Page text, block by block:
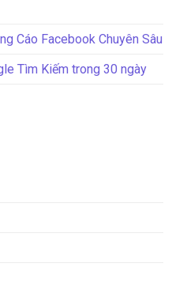
Cáo Facebook Chuyên Sâu
Tìm Kiếm trong 30 ngày